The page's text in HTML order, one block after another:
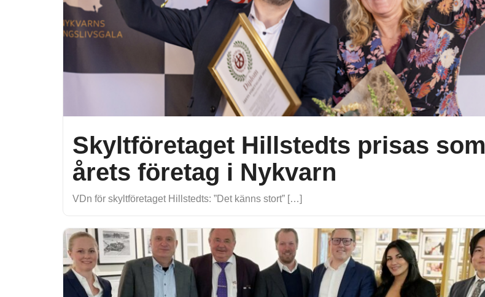
Skyltföretaget Hillstedts prisas som
årets företag i Nykvarn
VDn för skyltföretaget Hillstedts: ”Det känns stort” […]